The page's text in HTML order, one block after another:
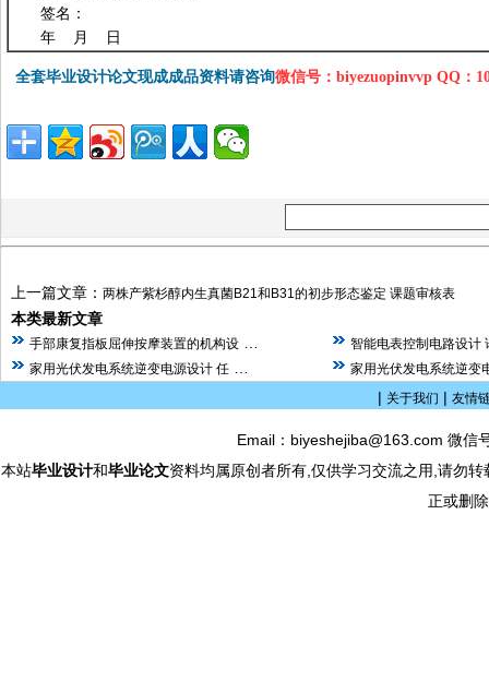
签名：
年 月 日
全套毕业设计论文现成成品资料请咨询微信号：biyezuopinvvp QQ
上一篇文章： 两株产紫杉醇内生真菌B21和B31的初步形态鉴定 课题审核表
本类最新文章
手部康复指板屈伸按摩装置的机构设
智能电表控制电路设计
家用光伏发电系统逆变电源设计 任
家用光伏发电系统逆变
| 关于我们 | 友情
Email：biyeshejiba@163.com 微
本站毕业设计和毕业论文资料均属原创者所有,仅供学习交流之用,请勿
正或删